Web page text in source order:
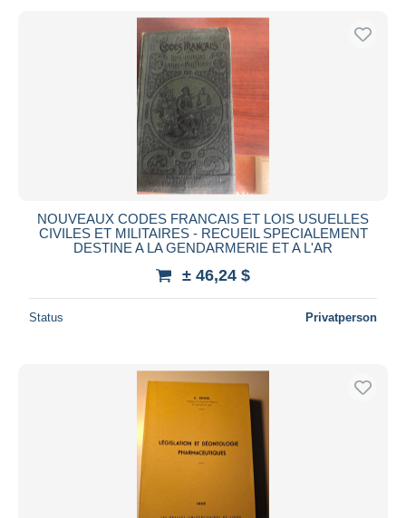
NOUVEAUX CODES FRANCAIS ET LOIS USUELLES
CIVILES ET MILITAIRES - RECUEIL SPECIALEMENT
DESTINE A LA GENDARMERIE ET A L'AR
± 46,24 $
Status Privatperson